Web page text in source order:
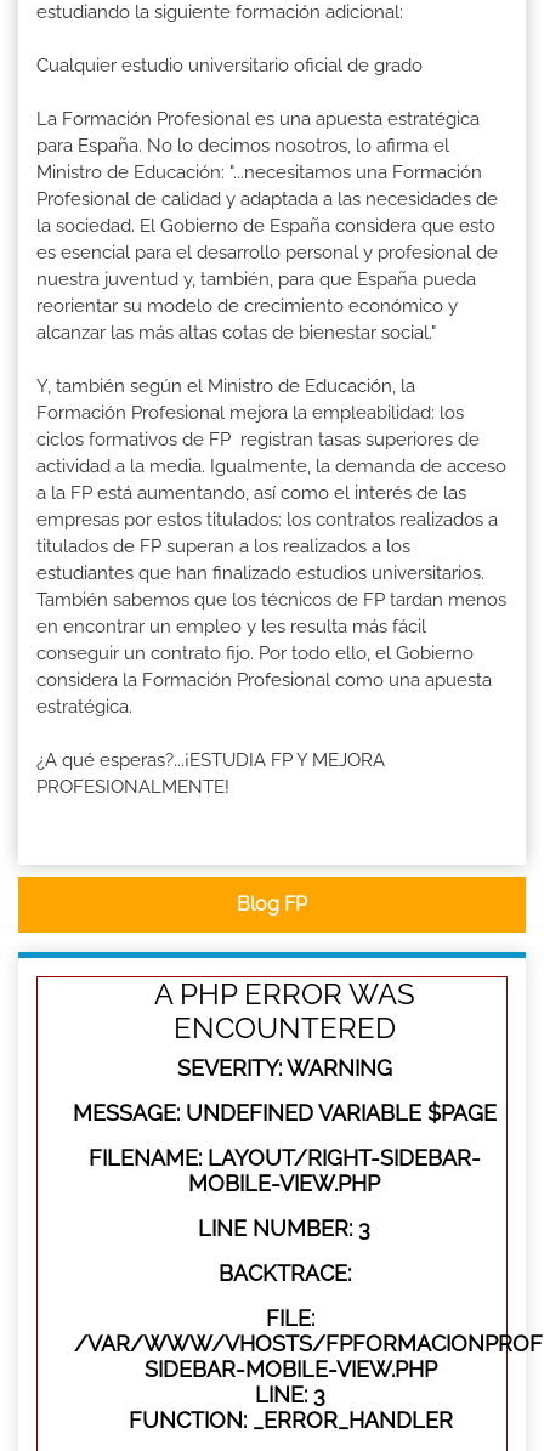
estudiando la siguiente formación adicional:
Cualquier estudio universitario oficial de grado
La Formación Profesional es una apuesta estratégica
para España. No lo decimos nosotros, lo afirma el
Ministro de Educación: "...necesitamos una Formación
Profesional de calidad y adaptada a las necesidades de
la sociedad. El Gobierno de España considera que esto
es esencial para el desarrollo personal y profesional de
nuestra juventud y, también, para que España pueda
reorientar su modelo de crecimiento económico y
alcanzar las más altas cotas de bienestar social."
Y, también según el Ministro de Educación, la
Formación Profesional mejora la empleabilidad: los
ciclos formativos de FP registran tasas superiores de
actividad a la media. Igualmente, la demanda de acceso
a la FP está aumentando, así como el interés de las
empresas por estos titulados: los contratos realizados a
titulados de FP superan a los realizados a los
estudiantes que han finalizado estudios universitarios.
También sabemos que los técnicos de FP tardan menos
en encontrar un empleo y les resulta más fácil
conseguir un contrato fijo. Por todo ello, el Gobierno
considera la Formación Profesional como una apuesta
estratégica.
¿A qué esperas?...¡ESTUDIA FP Y MEJORA
PROFESIONALMENTE!
Blog FP
A PHP ERROR WAS
ENCOUNTERED
SEVERITY: WARNING
MESSAGE: UNDEFINED VARIABLE $PAGE
FILENAME: LAYOUT/RIGHT-SIDEBAR-
MOBILE-VIEW.PHP
LINE NUMBER: 3
BACKTRACE:
FILE:
/VAR/WWW/VHOSTS/
SIDEBAR-MOBILE-VIEW.PHP
LINE: 3
FUNCTION: _ERROR_HANDLER